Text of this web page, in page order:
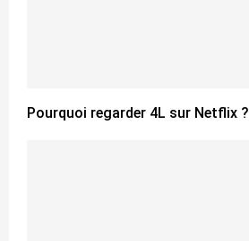
Pourquoi regarder 4L sur Netflix ?